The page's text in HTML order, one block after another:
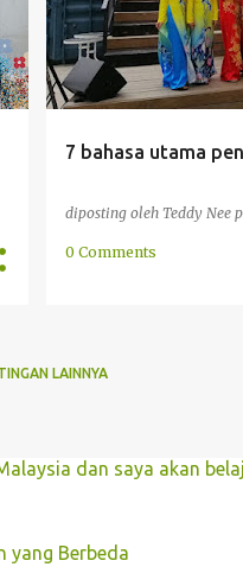
7 bahasa utama
diposting oleh Teddy Nee
0 Comments
LAINNYA
dan saya akan
yang Berbeda